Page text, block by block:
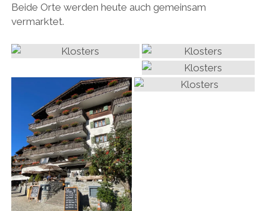
Beide Orte werden heute auch gemeinsam
vermarktet.